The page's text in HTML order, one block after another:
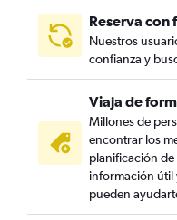
Reserva
Nuestros
confianza y
Viaja de
Millones de
encontrar los
planificación
información útil
pueden